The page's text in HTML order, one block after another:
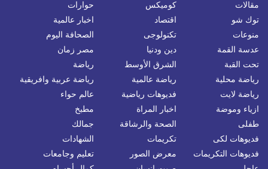
مقالات
كوميكس
حوارات
توك شو
اقتصاد
اخبار عالمية
منوعات
تكنولوجى
الصحافة اليوم
عدسة القمة
دين ودنيا
مصر زمان
تحت القبة
الشرق الأوسط
رياضة
رياضة محلية
رياضة عالمية
رياضة عربية وافريقية
رياضة لايت
فديوهات رياضية
عالم حواء
ازياء وموضة
اخبار المراة
مطبخ
طفلى
الصحة والرشاقة
جمالك
فديوهات لكى
تكريمات
الشهادات
فديوهات التكريمات
معرض الصور
تعليم وجامعات